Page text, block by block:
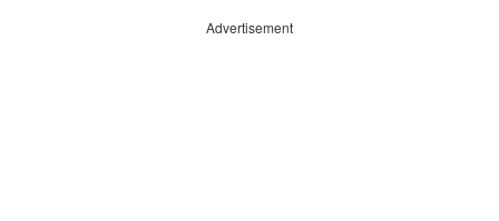
Advertisement